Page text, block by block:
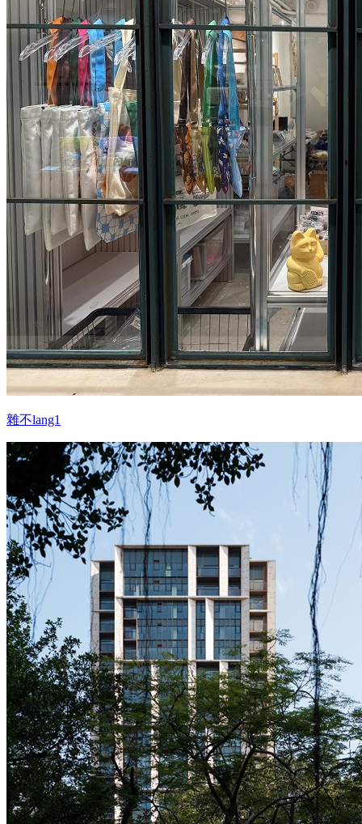
雜不lang1